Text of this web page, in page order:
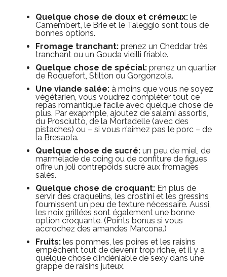
Quelque chose de doux et crémeux:le
Camembert, le Brie et le Taleggio sont tous de
bonnes options.
Fromage tranchant:prenez un Cheddar très
tranchant ou un Gouda vieilli friable.
Quelque chose de spécial:prenez un quartier
de Roquefort, Stilton ou Gorgonzola.
Une viande salée:à moins que vous ne soyez
végétarien, vous voudrez compléter tout ce
repas romantique facile avec quelque chose de
plus. Par exapmple, ajoutez de salami assortis,
du Prosciutto, de la Mortadelle (avec des
pistaches) ou – si vous n’aimez pas le porc – de
la Bresaola.
Quelque chose de sucré:un peu de miel, de
marmelade de coing ou de confiture de figues
offre un joli contrepoids sucré aux fromages
salés.
Quelque chose de croquant:En plus de
servir des craquelins, les crostini et les gressins
fournissent un peu de texture nécessaire. Aussi,
les noix grillées sont également une bonne
option croquante. (Points bonus si vous
accrochez des amandes Marcona.)
Fruits:les pommes, les poires et les raisins
empêchent tout de devenir trop riche, et il y a
quelque chose d’indéniable de sexy dans une
grappe de raisins juteux.